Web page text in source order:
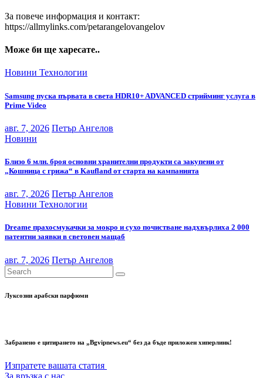
За повече информация и контакт:
https://allmylinks.com/petarangelovangelov
Може би ще харесате..
Новини Технологии
Samsung пуска първата в света HDR10+ ADVANCED стрийминг услуга в
Prime Video
авг. 7, 2026 Петър Ангелов
Новини
Близо 6 млн. броя основни хранителни продукти са закупени от
„Кошница с грижа“ в Kaufland от старта на кампанията
авг. 7, 2026 Петър Ангелов
Новини Технологии
Dreame прахосмукачки за мокро и сухо почистване надхвърлиха 2 000
патентни заявки в световен мащаб
авг. 7, 2026 Петър Ангелов
Луксозни арабски парфюми
Забранено е цитирането на „Bgvipnews.eu“ без да бъде приложен хиперлинк!
Изпратете вашата статия